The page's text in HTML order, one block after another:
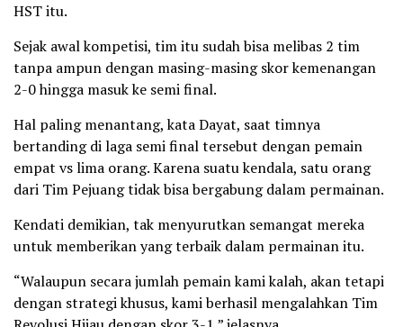
HST itu.
Sejak awal kompetisi, tim itu sudah bisa melibas 2 tim
tanpa ampun dengan masing-masing skor kemenangan
2-0 hingga masuk ke semi final.
Hal paling menantang, kata Dayat, saat timnya
bertanding di laga semi final tersebut dengan pemain
empat vs lima orang. Karena suatu kendala, satu orang
dari Tim Pejuang tidak bisa bergabung dalam permainan.
Kendati demikian, tak menyurutkan semangat mereka
untuk memberikan yang terbaik dalam permainan itu.
“Walaupun secara jumlah pemain kami kalah, akan tetapi
dengan strategi khusus, kami berhasil mengalahkan Tim